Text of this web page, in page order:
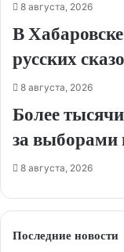
8 августа, 2026
В
русских
8 августа, 2026
Более
за выборами
8 августа, 2026
Последние новости